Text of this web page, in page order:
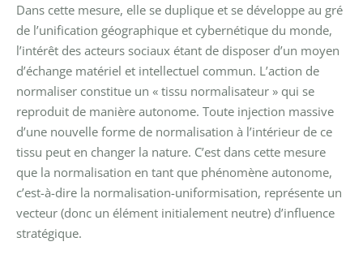
Dans cette mesure, elle se duplique et se développe au gré
de l’unification géographique et cybernétique du monde,
l’intérêt des acteurs sociaux étant de disposer d’un moyen
d’échange matériel et intellectuel commun. L’action de
normaliser constitue un « tissu normalisateur » qui se
reproduit de manière autonome. Toute injection massive
d’une nouvelle forme de normalisation à l’intérieur de ce
tissu peut en changer la nature. C’est dans cette mesure
que la normalisation en tant que phénomène autonome,
c’est-à-dire la normalisation-uniformisation, représente un
vecteur (donc un élément initialement neutre) d’influence
stratégique.